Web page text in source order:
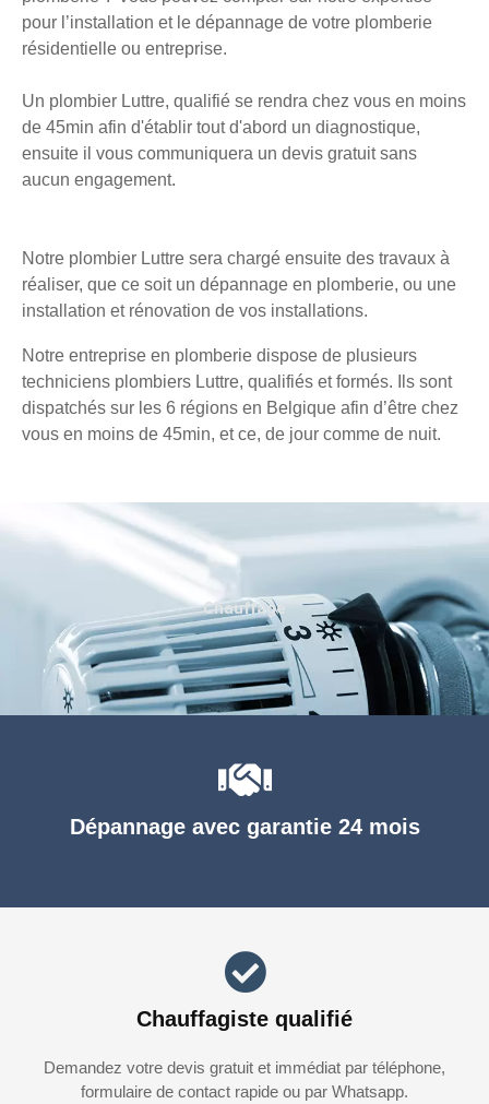
pour l’installation et le dépannage de votre plomberie
résidentielle ou entreprise.
Un plombier Luttre, qualifié se rendra chez vous en moins
de 45min afin d'établir tout d'abord un diagnostique,
ensuite il vous communiquera un devis gratuit sans
aucun engagement.
Notre plombier Luttre sera chargé ensuite des travaux à
réaliser, que ce soit un dépannage en plomberie, ou une
installation et rénovation de vos installations.
Notre entreprise en plomberie dispose de plusieurs
techniciens plombiers Luttre, qualifiés et formés. Ils sont
dispatchés sur les 6 régions en Belgique afin d’être chez
vous en moins de 45min, et ce, de jour comme de nuit.
Dépannage avec garantie 24 mois
Chauffagiste qualifié
Demandez votre devis gratuit et immédiat par téléphone,
formulaire de contact rapide ou par Whatsapp.
Chauffage